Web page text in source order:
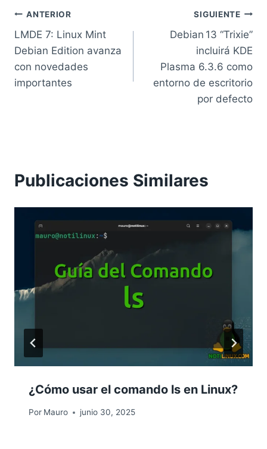
Navegación
de
entradas
ANTERIOR
LMDE 7: Linux Mint
Debian Edition avanza
con novedades
importantes
SIGUIENTE
Debian 13 “Trixie”
incluirá KDE
Plasma 6.3.6 como
entorno de escritorio
por defecto
Publicaciones Similares
¿Cómo usar el comando ls en Linux?
Por Mauro junio 30, 2025